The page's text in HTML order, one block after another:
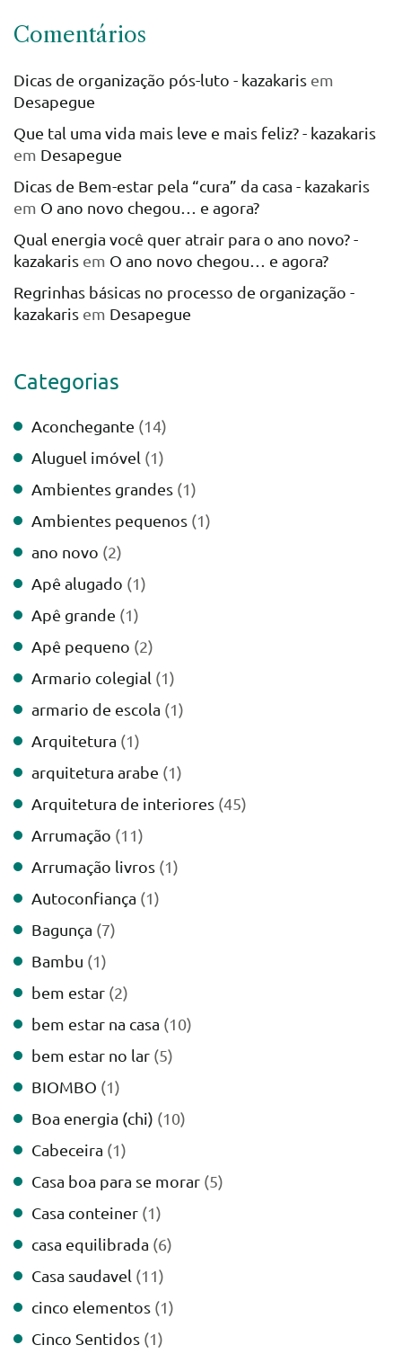
Comentários
Dicas de organização pós-luto - kazakaris em
Desapegue
Que tal uma vida mais leve e mais feliz? - kazakaris
em Desapegue
Dicas de Bem-estar pela “cura” da casa - kazakaris
em O ano novo chegou… e agora?
Qual energia você quer atrair para o ano novo? -
kazakaris em O ano novo chegou… e agora?
Regrinhas básicas no processo de organização -
kazakaris em Desapegue
Categorias
Aconchegante (14)
Aluguel imóvel (1)
Ambientes grandes (1)
Ambientes pequenos (1)
ano novo (2)
Apê alugado (1)
Apê grande (1)
Apê pequeno (2)
Armario colegial (1)
armario de escola (1)
Arquitetura (1)
arquitetura arabe (1)
Arquitetura de interiores (45)
Arrumação (11)
Arrumação livros (1)
Autoconfiança (1)
Bagunça (7)
Bambu (1)
bem estar (2)
bem estar na casa (10)
bem estar no lar (5)
BIOMBO (1)
Boa energia (chi) (10)
Cabeceira (1)
Casa boa para se morar (5)
Casa conteiner (1)
casa equilibrada (6)
Casa saudavel (11)
cinco elementos (1)
Cinco Sentidos (1)